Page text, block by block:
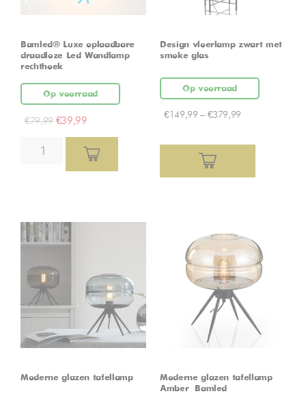
Bamled® Luxe oplaadbare
draadloze Led Wandlamp
rechthoek
Op voorraad
€79,99 €39,99
Design vloerlamp zwart met
smoke glas
Op voorraad
€149,99 – €379,99
Moderne glazen tafellamp
Moderne glazen tafellamp –
Amber – Bamled